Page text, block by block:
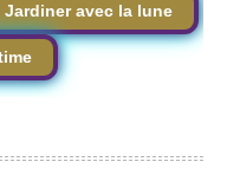
Jardiner avec la lune